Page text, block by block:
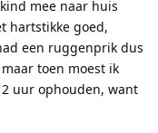
mee naar huis
hartstikke goed,
een ruggenprik dus
toen moest ik
uur ophouden, want